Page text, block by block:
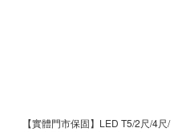
【實體門市保固】LED T5/2尺/4尺/